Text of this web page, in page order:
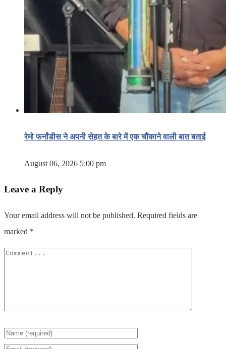
रेमो फर्नांडीस ने अपनी सेहत के बारे में एक चौंकाने वाली बात बताई
August 06, 2026 5:00 pm
Leave a Reply
Your email address will not be published. Required fields are
marked *